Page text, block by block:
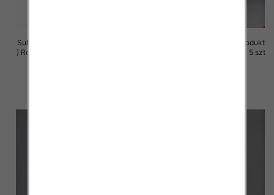
Sukienki damskie (Polska produkt
) Roz M-3XL, 1 Kolor Paczka 5 szt
Sukienki damskie (Polska produkt
) Roz M-3XL, 1 Kolor Paczka 5 szt